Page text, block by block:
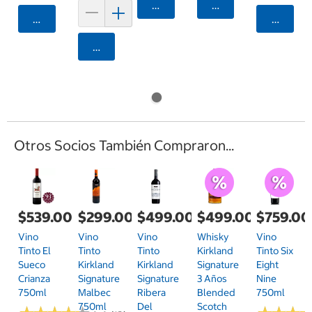
Agregar
Agregar
Agregar
Agregar
Otros Socios También Compraron...
$539.00
Vino
Tinto El
Sueco
Crianza
750ml
$299.00
Vino
Tinto
Kirkland
Signature
Malbec
750ml
$499.00
Vino
Tinto
Kirkland
Signature
Ribera
Del
$499.00
Whisky
Kirkland
Signature
3 Años
Blended
Scotch
$759.00
Vino
Tinto Six
Eight
Nine
750ml